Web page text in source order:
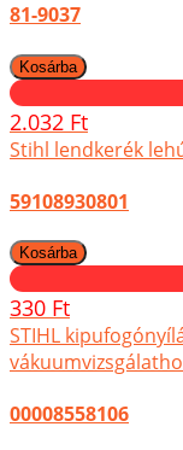
81-9037
2.032 Ft
Stihl lendkerék
59108930801
330 Ft
STIHL
00008558106